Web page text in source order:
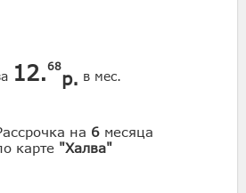
12.68
р. в мес.
на 6 месяца
карте "Халва"